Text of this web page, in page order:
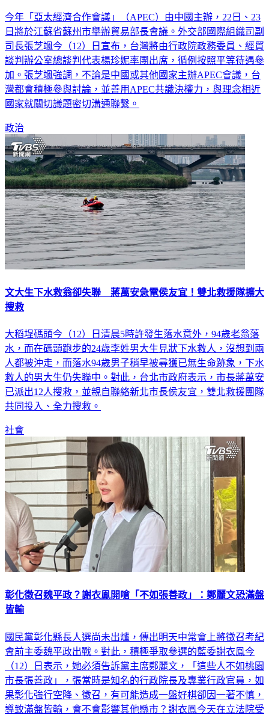
今年「亞太經濟合作會議」（APEC）由中國主辦，22日、23
日將於江蘇省蘇州市舉辦貿易部長會議。外交部國際組織司副
司長張芝颯今（12）日宣布，台灣將由行政院政務委員、經貿
談判辦公室總談判代表楊珍妮率團出席，循例按照平等待遇參
加。張芝颯強調，不論是中國或其他國家主辦APEC會議，台
灣都會積極參與討論，並善用APEC共識決權力，與理念相近
國家就關切議題密切溝通聯繫。
政治
文大生下水救翁卻失聯 蔣萬安急電侯友宜！雙北救援隊擴大
搜救
大稻埕碼頭今（12）日清晨5時許發生落水意外，94歲老翁落
水，而在碼頭跑步的24歲李姓男大生見狀下水救人，沒想到兩
人都被沖走，而落水94歲男子稍早被尋獲已無生命跡象，下水
救人的男大生仍失聯中。對此，台北市政府表示，市長蔣萬安
已派出12人搜救，並親自聯絡新北市長侯友宜，雙北救援團隊
共同投入、全力搜救。
社會
彰化徵召魏平政？謝衣鳯開嗆「不如張善政」：鄭麗文恐滿盤
皆輸
國民黨彰化縣長人選尚未出爐，傳出明天中常會上將徵召考紀
會前主委魏平政出戰。對此，積極爭取參選的藍委謝衣鳯今
（12）日表示，她必須告訴黨主席鄭麗文，「這些人不如桃園
市長張善政」，張當時是知名的行政院長及專業行政官員，如
果彰化強行空降、徵召，有可能造成一盤好棋卻因一著不慎，
導致滿盤皆輸，會不會影響其他縣市？謝衣鳯今天在立法院受